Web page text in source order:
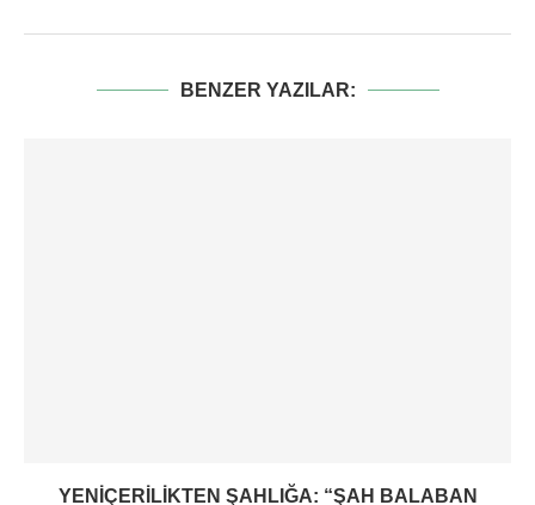
BENZER YAZILAR:
YENIÇERILIKTEN ŞAHLIĞA: “ŞAH BALABAN